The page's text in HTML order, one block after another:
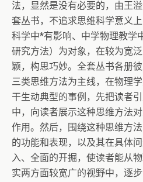
法，显然是没有必要的，由王
套丛书，不追求思维科学意义
科学中*有影响、中学物理教学
研究方法）为对象，在较为宽
颖，构思巧妙。全套丛书各册
三类思维方法为主线，在物理
干生动典型的事例，先把读者
中，向读者展示这种思维方法
作用。然后，围绕这种思维方
的功能和表现，以及其在具体
入、全面的开掘，使读者能从
实两方面较宽广的视野中，逐